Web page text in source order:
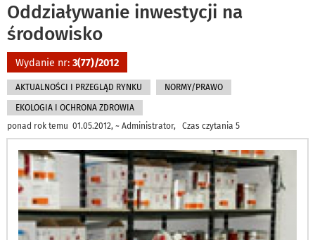
Oddziaływanie inwestycji na
środowisko
Wydanie nr: 3(77)/2012
AKTUALNOŚCI I PRZEGLĄD RYNKU NORMY/PRAWO
EKOLOGIA I OCHRONA ZDROWIA
ponad rok temu 01.05.2012, ~ Administrator, Czas czytania 5